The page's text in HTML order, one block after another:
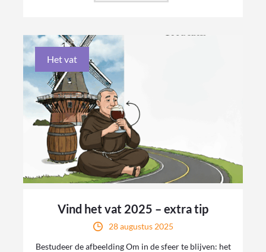
Het vat
Vind het vat 2025 – extra tip
28 augustus 2025
Bestudeer de afbeelding Om in de sfeer te blijven: het